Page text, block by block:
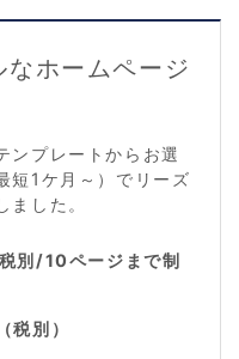
ホームページ
ンプレートからお選
短1ケ月～）でリーズ
した。
別/10ページまで制
税別）